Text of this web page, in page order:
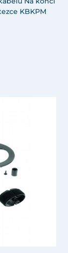
KBKPM